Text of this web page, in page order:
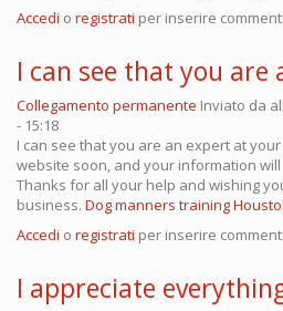
Accedi o registrati per inserire
I can see that you are
Collegamento permanente Inviato da
- 15:18
I can see that you are an expert at
website soon, and your information
Thanks for all your help and wishing
business. Dog manners training
Accedi o registrati per inserire
I appreciate